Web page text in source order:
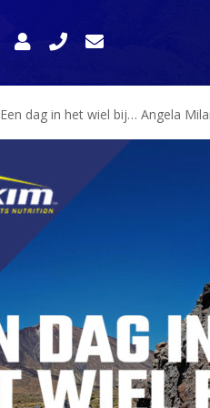
Een dag in het wiel bij… Angela